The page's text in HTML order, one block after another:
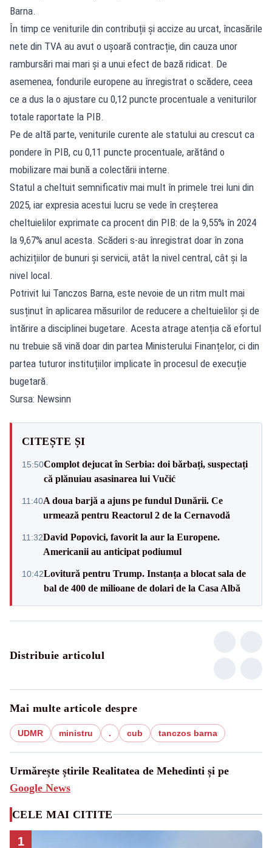
Barna.
În timp ce veniturile din contribuții și accize au urcat, încasările
nete din TVA au avut o ușoară contracție, din cauza unor
rambursări mai mari și a unui efect de bază ridicat. De
asemenea, fondurile europene au înregistrat o scădere, ceea
ce a dus la o ajustare cu 0,12 puncte procentuale a veniturilor
totale raportate la PIB.
Pe de altă parte, veniturile curente ale statului au crescut ca
pondere în PIB, cu 0,11 puncte procentuale, arătând o
mobilizare mai bună a colectării interne.
Statul a cheltuit semnificativ mai mult în primele trei luni din
2025, iar expresia acestui lucru se vede în creșterea
cheltuielilor exprimate ca procent din PIB: de la 9,55% în 2024
la 9,67% anul acesta. Scăderi s-au înregistrat doar în zona
achizițiilor de bunuri și servicii, atât la nivel central, cât și la
nivel local.
Potrivit lui Tanczos Barna, este nevoie de un ritm mult mai
susținut în aplicarea măsurilor de reducere a cheltuielilor și de
întărire a disciplinei bugetare. Acesta atrage atenția că efortul
nu trebuie să vină doar din partea Ministerului Finanțelor, ci din
partea tuturor instituțiilor implicate în procesul de execuție
bugetară.
Sursa: Newsinn
CITEȘTE ȘI
15:50Complot dejucat în Serbia: doi bărbați, suspectați
că plănuiau asasinarea lui Vučić
11:40A doua barjă a ajuns pe fundul Dunării. Ce
urmează pentru Reactorul 2 de la Cernavodă
11:32David Popovici, favorit la aur la Europene.
Americanii au anticipat podiumul
10:42Lovitură pentru Trump. Instanța a blocat sala de
bal de 400 de milioane de dolari de la Casa Albă
Distribuie articolul
Mai multe articole despre
UDMR ministru . cub tanczos barna
Urmărește știrile Realitatea de Mehedinti și pe
Google News
CELE MAI CITITE
1